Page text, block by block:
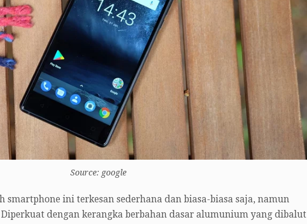
Source: google
smartphone ini terkesan sederhana dan biasa-biasa saja, namun
dengan kerangka berbahan dasar alumunium yang dibalut